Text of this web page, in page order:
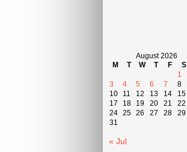
August 2026
M
T W T F S
1
3
4 5 6 7 8
10
11 12 13 14 15
17
18 19 20 21 22
24 25 26 27 28 29
31
« Jul